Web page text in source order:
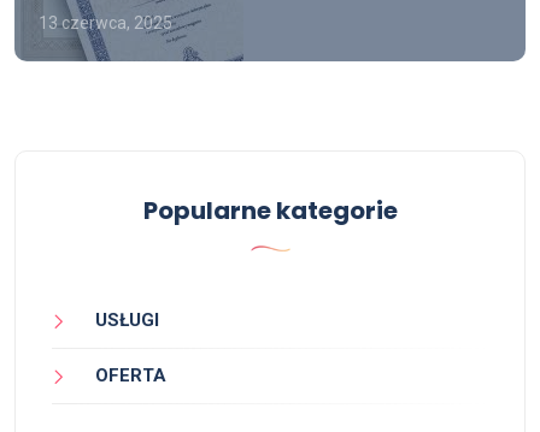
13 czerwca, 2025
Popularne kategorie
USŁUGI
OFERTA